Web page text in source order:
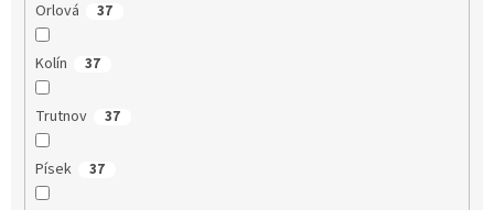
Orlová 37
Kolín 37
Trutnov 37
Písek 37